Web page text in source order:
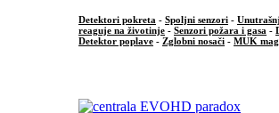
Detektori pokreta - Spoljni senzori -
reaguje na životinje - Senzori požara i gasa -
Detektor poplave - Zglobni nosači - MUK